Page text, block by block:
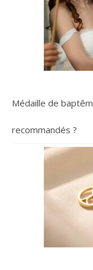
Médaille de
recommandés ?